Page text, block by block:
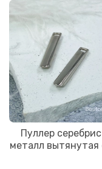
Пуллер
металл вытянутая